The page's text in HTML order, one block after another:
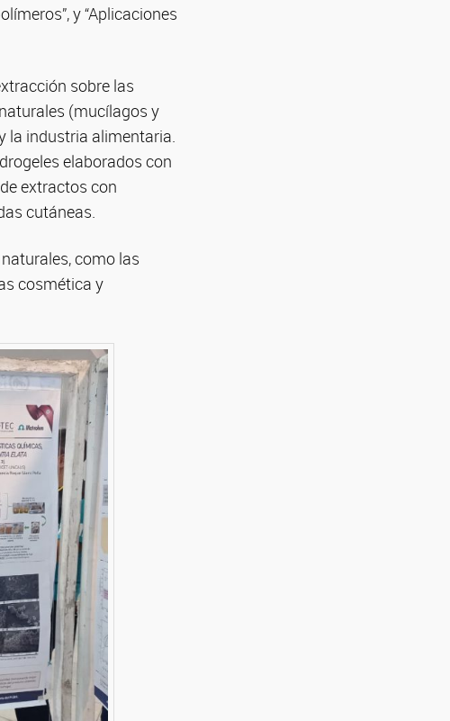
y “Aplicaciones
sobre las
(mucílagos y
la industria alimentaria.
elaborados con
extractos con
cutáneas.
como las
cosmética y